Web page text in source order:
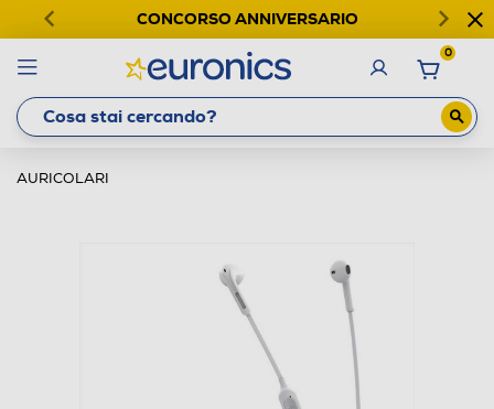
CONCORSO ANNIVERSARIO
0
AURICOLARI